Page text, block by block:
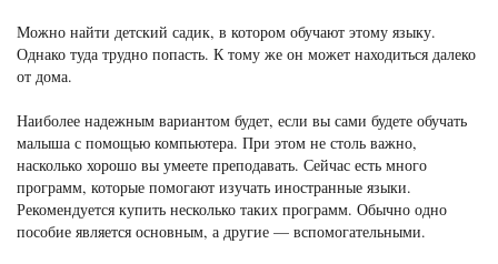
Можно найти детский садик, в котором обучают этому языку.
Однако туда трудно попасть. К тому же он может находиться далеко
от дома.
Наиболее надежным вариантом будет, если вы сами будете обучать
малыша с помощью компьютера. При этом не столь важно,
насколько хорошо вы умеете преподавать. Сейчас есть много
программ, которые помогают изучать иностранные языки.
Рекомендуется купить несколько таких программ. Обычно одно
пособие является основным, а другие — вспомогательными.